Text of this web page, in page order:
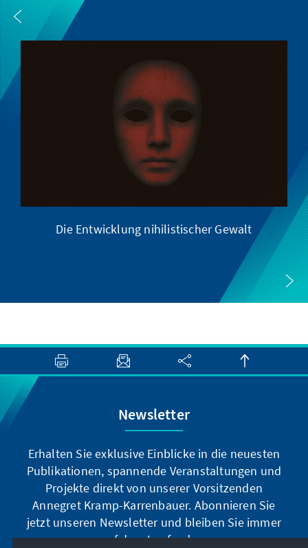
Die Entwicklung nihilistischer Gewalt
Newsletter
Erhalten Sie exklusive Einblicke in die neuesten
Publikationen, spannende Veranstaltungen und
Projekte direkt von unserer Vorsitzenden
Annegret Kramp-Karrenbauer. Abonnieren Sie
jetzt unseren Newsletter und bleiben Sie immer
auf dem Laufenden.